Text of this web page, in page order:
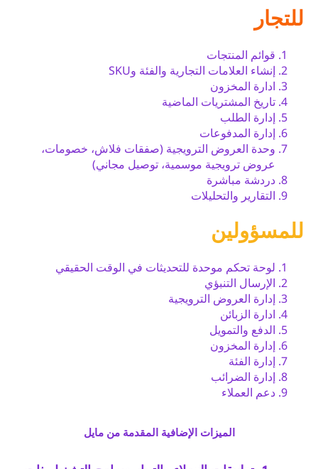
للتجار
قوائم المنتجات
إنشاء العلامات التجارية والفئة وSKU
ادارة المخزون
تاريخ المشتريات الماضية
إدارة الطلب
إدارة المدفوعات
وحدة العروض الترويجية (صفقات فلاش، خصومات،
عروض ترويجية موسمية، توصيل مجاني)
دردشة مباشرة
التقارير والتحليلات
للمسؤولين
لوحة تحكم موحدة للتحديثات في الوقت الحقيقي
الإرسال التنبؤي
إدارة العروض الترويجية
ادارة الزبائن
الدفع والتمويل
إدارة المخزون
إدارة الفئة
إدارة الضرائب
دعم العملاء
الميزات الإضافية المقدمة من مايل